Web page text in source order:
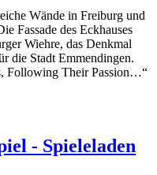
Wände in Freiburg und
Fassade des Eckhauses
Wiehre, das Denkmal
die Stadt Emmendingen.
Following Their Passion…“
- Spieleladen